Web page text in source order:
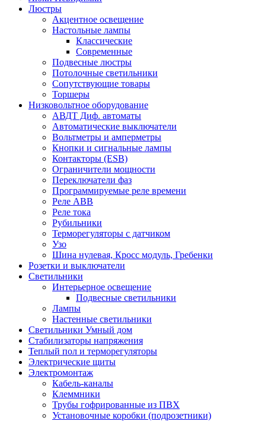
Люстры
Акцентное освещение
Настольные лампы
Классические
Современные
Подвесные люстры
Потолочные светильники
Сопутствующие товары
Торшеры
Низковольтное оборудование
АВДT Диф. автоматы
Автоматические выключатели
Вольтметры и амперметры
Кнопки и сигнальные лампы
Контакторы (ESB)
Ограничители мощности
Переключатели фаз
Программируемые реле времени
Реле ABB
Реле тока
Рубильники
Терморегуляторы с датчиком
Узо
Шина нулевая, Кросс модуль, Гребенки
Розетки и выключатели
Светильники
Интерьерное освещение
Подвесные светильники
Лампы
Настенные светильники
Светильники Умный дом
Стабилизаторы напряжения
Теплый пол и терморегуляторы
Электрические щиты
Электромонтаж
Кабель-каналы
Клеммники
Трубы гофрированные из ПВХ
Установочные коробки (подрозетники)